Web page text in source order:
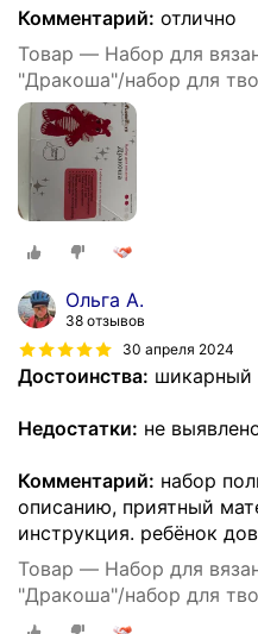
Комментарий: отлично
Товар — Набор для
"Дракоша"/набор для
дракон своими руками
Ольга А.
38 отзывов
30 апреля 2024
Достоинства: шикарный
Недостатки: не
Комментарий: набор
описанию, приятный
инструкция. ребёнок
Товар — Набор для
"Дракоша"/набор для
дракон своими руками